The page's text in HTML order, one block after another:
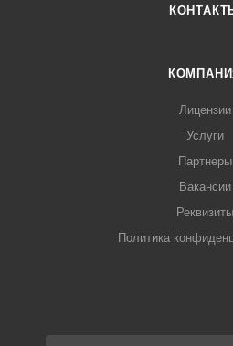
Лицензии
Услуги
Партнеры
Вакансии
Реквизиты
Политика